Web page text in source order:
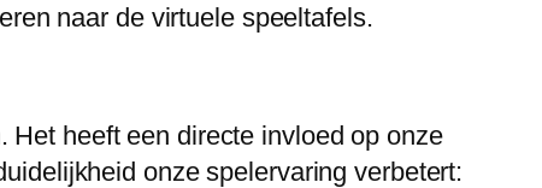
naar de virtuele speeltafels.
heeft een directe invloed op onze
onze spelervaring verbetert: